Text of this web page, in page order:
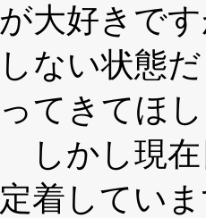
が大好きで
しない状態
ってきてほ
しかし現在
定着してい